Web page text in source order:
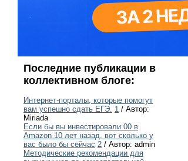
Последние публикации в
коллективном блоге:
Интернет-порталы, которые помогут
вам успешно сдать ЕГЭ. 1 / Автор:
Miriada
Если бы вы инвестировали 00 в
Amazon 10 лет назад, вот сколько у
вас было бы сейчас 2 / Автор: admin
Методические рекомендации для